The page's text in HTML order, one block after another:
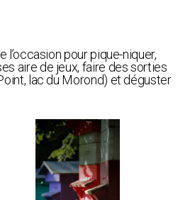
l’occasion pour pique-niquer,
aire de jeux, faire des sorties
lac du Morond) et déguster